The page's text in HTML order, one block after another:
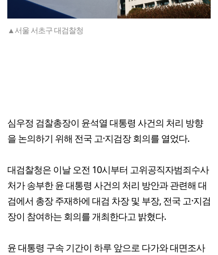
▲서울 서초구 대검찰청
심우정 검찰총장이 윤석열 대통령 사건의 처리 방향
을 논의하기 위해 전국 고·지검장 회의를 열었다.
대검찰청은 이날 오전 10시부터 고위공직자범죄수사
처가 송부한 윤 대통령 사건의 처리 방안과 관련해 대
검에서 총장 주재하에 대검 차장 및 부장, 전국 고·지검
장이 참여하는 회의를 개최한다고 밝혔다.
윤 대통령 구속 기간이 하루 앞으로 다가와 대면조사